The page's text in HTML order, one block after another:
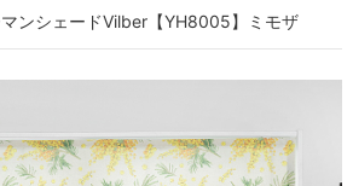
マンシェードVilber【YH8005】ミモザ